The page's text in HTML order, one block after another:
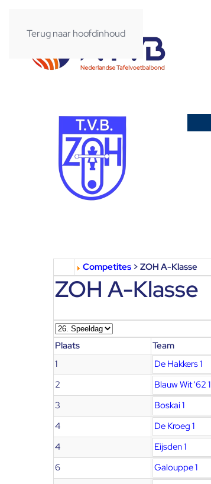
Terug naar hoofdinhoud
Competites > ZOH A-Klasse
ZOH A-Klasse
Plaats Team
1
De Hakkers 1
2
Blauw Wit '62 1
3
Boskai 1
4
De Kroeg 1
4
Eijsden 1
6
Galouppe 1